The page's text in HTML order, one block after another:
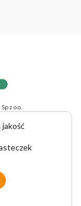
Sp z o.o.
Lublin
o.